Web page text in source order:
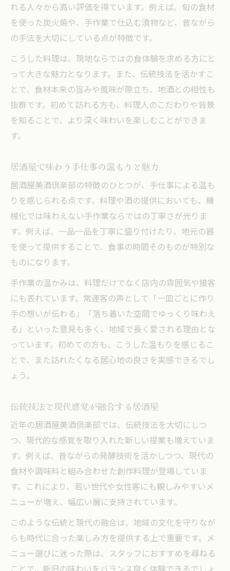
れる人々から高い評価を得ています。例えば、旬の食材
を使った炭火焼や、手作業で仕込む漬物など、昔ながら
の手法を大切にしている点が特徴です。
こうした料理は、現地ならではの食体験を求める方にと
って大きな魅力となります。また、伝統技法を活かすこ
とで、食材本来の旨みや風味が際立ち、地酒との相性も
抜群です。初めて訪れる方も、料理人のこだわりや背景
を知ることで、より深く味わいを楽しむことができま
す。
居酒屋で味わう手仕事の温もりと魅力
居酒屋美酒倶楽部の特徴のひとつが、手仕事による温も
りを感じられる点です。料理や酒の提供においても、機
械化では味わえない手作業ならではの丁寧さが光りま
す。例えば、一品一品を丁寧に盛り付けたり、地元の器
を使って提供することで、食事の時間そのものが特別な
ものになります。
手作業の温かみは、料理だけでなく店内の雰囲気や接客
にも表れています。常連客の声として「一皿ごとに作り
手の想いが伝わる」「落ち着いた空間でゆっくり味わえ
る」といった意見も多く、地域で長く愛される理由とな
っています。初めての方も、こうした温もりを感じるこ
とで、また訪れたくなる居心地の良さを実感できるでし
ょう。
伝統技法と現代感覚が融合する居酒屋
近年の居酒屋美酒倶楽部では、伝統技法を大切にしつ
つ、現代的な感覚を取り入れた新しい提案も増えていま
す。例えば、昔ながらの発酵技術を活かしつつ、現代の
食材や調味料と組み合わせた創作料理が登場していま
す。これにより、若い世代や女性客にも親しみやすいメ
ニューが増え、幅広い層に支持されています。
このような伝統と現代の融合は、地域の文化を守りなが
らも時代に合った楽しみ方を提供する上で重要です。メ
ニュー選びに迷った際は、スタッフにおすすめを尋ねる